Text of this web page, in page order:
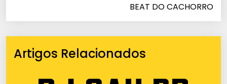
BEAT DO CACHORRO
Artigos Relacionados